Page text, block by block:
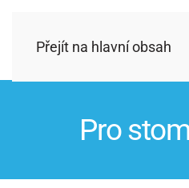
Přejít na hlavní obsah
Pro